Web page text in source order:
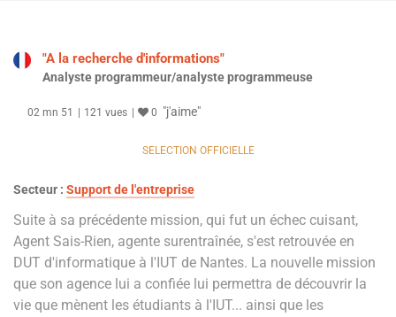
"A la recherche d'informations"
Analyste programmeur/analyste programmeuse
02 mn 51 121 vues 0 "j'aime"
SELECTION OFFICIELLE
Secteur : Support de l'entreprise
Suite à sa précédente mission, qui fut un échec cuisant,
Agent Sais-Rien, agente surentraînée, s'est retrouvée en
DUT d'informatique à l'IUT de Nantes. La nouvelle mission
que son agence lui a confiée lui permettra de découvrir la
vie que mènent les étudiants à l'IUT... ainsi que les